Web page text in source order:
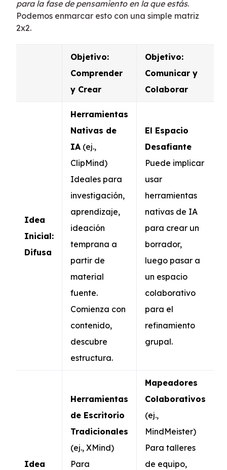
para la fase de pensamiento en la que estás.
Podemos enmarcar esto con una simple matriz
2x2.
Objetivo:
Comprender
y Crear
Objetivo:
Comunicar y
Colaborar
Idea
Inicial:
Difusa
Herramientas
Nativas de
IA (ej.,
ClipMind)
Ideales para
investigación,
aprendizaje,
ideación
temprana a
partir de
material
fuente.
Comienza con
contenido,
descubre
estructura.
El Espacio
Desafiante
Puede implicar
usar
herramientas
nativas de IA
para crear un
borrador,
luego pasar a
un espacio
colaborativo
para el
refinamiento
grupal.
Idea
Herramientas
de Escritorio
Tradicionales
(ej., XMind)
Para
Mapeadores
Colaborativos
(ej.,
MindMeister)
Para talleres
de equipo,